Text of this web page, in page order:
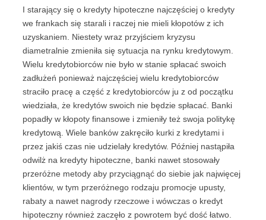
I starający się o kredyty hipoteczne najczęściej o kredyty
we frankach się starali i raczej nie mieli kłopotów z ich
uzyskaniem. Niestety wraz przyjściem kryzysu
diametralnie zmieniła się sytuacja na rynku kredytowym.
Wielu kredytobiorców nie było w stanie spłacać swoich
zadłużeń ponieważ najczęściej wielu kredytobiorców
straciło pracę a część z kredytobiorców ju z od początku
wiedziała, że kredytów swoich nie będzie spłacać. Banki
popadły w kłopoty finansowe i zmieniły też swoja politykę
kredytową. Wiele banków zakręciło kurki z kredytami i
przez jakiś czas nie udzielały kredytów. Później nastąpiła
odwilż na kredyty hipoteczne, banki nawet stosowały
przeróżne metody aby przyciągnąć do siebie jak najwięcej
klientów, w tym przeróżnego rodzaju promocje upusty,
rabaty a nawet nagrody rzeczowe i wówczas o kredyt
hipoteczny również zaczęło z powrotem być dość łatwo.